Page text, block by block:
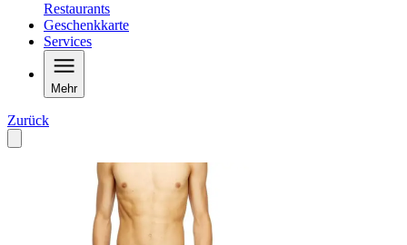
Restaurants
Geschenkkarte
Services
Mehr
Zurück